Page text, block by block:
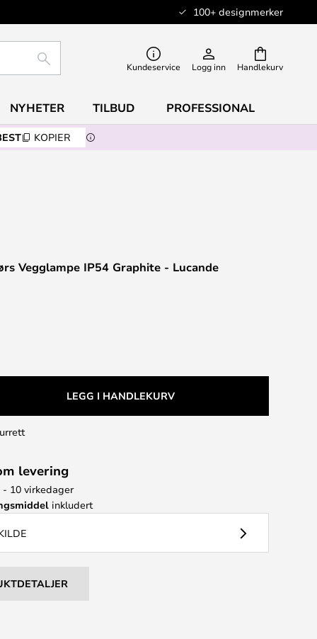
100+ designmerker
Handlekurv
SØK Kundeservice Logg inn
NYHETER TILBUD PROFESSIONAL
KOPIER
Vegglampe IP54 Graphite - Lucande
LEGG I HANDLEKURV
levering
10 virkedager
inkludert